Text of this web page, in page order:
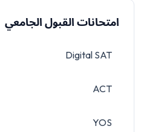
امتحانات القبول الجامعي
Digital SAT
ACT
YOS